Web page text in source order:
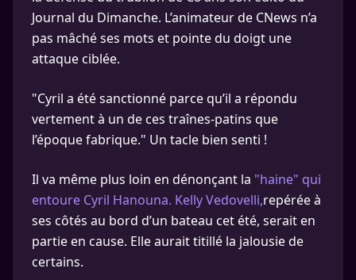
Journal du Dimanche. L’animateur de CNews n’a
pas mâché ses mots et pointe du doigt une
attaque ciblée.
"Cyril a été sanctionné parce qu’il a répondu
vertement à un de ces traînes-patins que
l’époque fabrique." Un tacle bien senti !
Il va même plus loin en dénonçant la "haine" qui
entoure Cyril Hanouna. Kelly Vedovelli,repérée à
ses côtés au bord d’un bateau cet été, serait en
partie en cause. Elle aurait titillé la jalousie de
certains.